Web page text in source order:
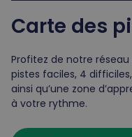
Carte des
Profitez de notre
pistes faciles, 4
ainsi qu’une zone
à votre rythme.